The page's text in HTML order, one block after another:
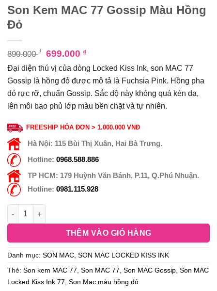
Son Kem MAC 77 Gossip Màu Hồng
Đỏ
890.000₫ 699.000 ₫
Đại diện thú vị của dòng Locked Kiss Ink, son MAC 77
Gossip là hồng đỏ được mô tả là Fuchsia Pink. Hồng pha
đỏ rực rỡ, chuẩn Gossip. Sắc độ này không quá kén da,
lên môi bao phủ lớp màu bền chặt và tự nhiên.
FREESHIP HÓA ĐƠN > 1.000.000 VNĐ
Hà Nội: 115 Bùi Thị Xuân, Hai Bà Trưng.
Hotline: 0968.588.886
TP HCM: 179 Huỳnh Văn Bánh, P.11, Q.Phú Nhuận.
Hotline: 0981.115.928
THÊM VÀO GIỎ HÀNG
Danh mục: SON MAC SON MAC LOCKED KISS INK
Thẻ: Son kem MAC 77 Son MAC 77 Son MAC Gossip Son MAC
Locked Kiss Ink 77 Son Mac màu hồng đỏ